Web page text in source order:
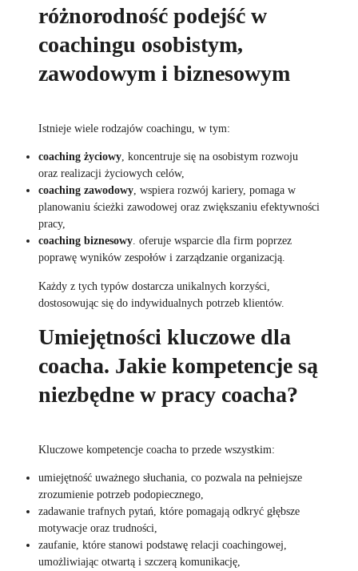
różnorodność podejść w
coachingu osobistym,
zawodowym i biznesowym
Istnieje wiele rodzajów coachingu, w tym:
coaching życiowy , koncentruje się na osobistym rozwoju
oraz realizacji życiowych celów,
coaching zawodowy , wspiera rozwój kariery, pomaga w
planowaniu ścieżki zawodowej oraz zwiększaniu efektywności
pracy,
coaching biznesowy . oferuje wsparcie dla firm poprzez
poprawę wyników zespołów i zarządzanie organizacją.
Każdy z tych typów dostarcza unikalnych korzyści,
dostosowując się do indywidualnych potrzeb klientów.
Umiejętności kluczowe dla
coacha. Jakie kompetencje są
niezbędne w pracy coacha?
Kluczowe kompetencje coacha to przede wszystkim:
umiejętność uważnego słuchania, co pozwala na pełniejsze
zrozumienie potrzeb podopiecznego,
zadawanie trafnych pytań, które pomagają odkryć głębsze
motywacje oraz trudności,
zaufanie, które stanowi podstawę relacji coachingowej,
umożliwiając otwartą i szczerą komunikację,